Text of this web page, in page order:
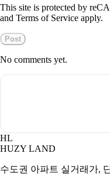
This site is protected by
and Terms of Service apply.
Post
No comments yet.
HL
HUZY LAND
수도권 아파트 실거래가,